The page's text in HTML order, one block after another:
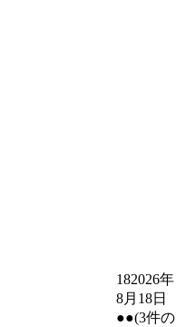
182026年
8月18日
●●(3件の